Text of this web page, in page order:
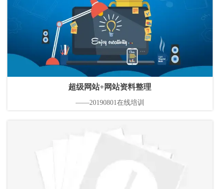
超级网站+网站资料整理
——20190801在线培训